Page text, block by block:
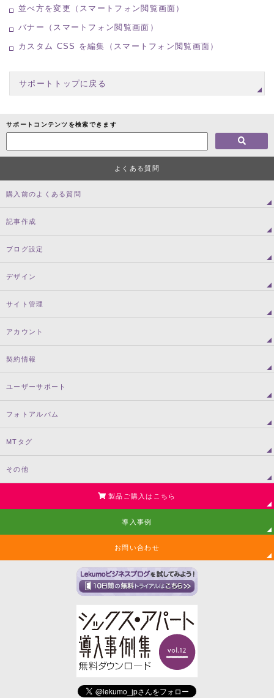
並べ方を変更（スマートフォン閲覧画面）
バナー（スマートフォン閲覧画面）
カスタム CSS を編集（スマートフォン閲覧画面）
サポートトップに戻る
サポートコンテンツを検索できます
よくある質問
購入前のよくある質問
記事作成
ブログ設定
デザイン
サイト管理
アカウント
契約情報
ユーザーサポート
フォトアルバム
MTタグ
その他
製品ご購入はこちら
導入事例
お問い合わせ